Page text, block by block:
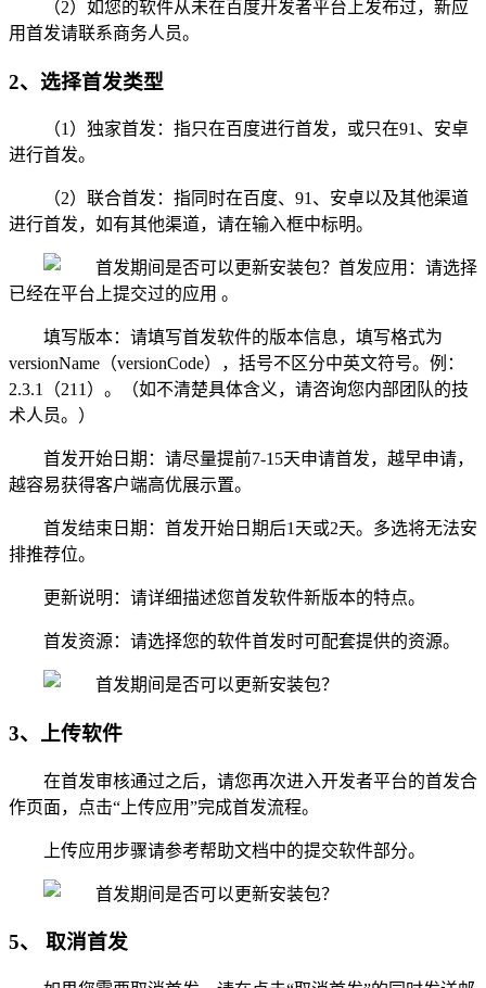
（2）如您的软件从未在百度开发者平台上发布过，新应
用首发请联系商务人员。
2、选择首发类型
（1）独家首发：指只在百度进行首发，或只在91、安卓
进行首发。
（2）联合首发：指同时在百度、91、安卓以及其他渠道
进行首发，如有其他渠道，请在输入框中标明。
首发应用：请选择
已经在平台上提交过的应用 。
填写版本：请填写首发软件的版本信息，填写格式为
versionName（versionCode），括号不区分中英文符号。例：
2.3.1（211）。（如不清楚具体含义，请咨询您内部团队的技
术人员。）
首发开始日期：请尽量提前7-15天申请首发，越早申请，
越容易获得客户端高优展示置。
首发结束日期：首发开始日期后1天或2天。多选将无法安
排推荐位。
更新说明：请详细描述您首发软件新版本的特点。
首发资源：请选择您的软件首发时可配套提供的资源。
3、上传软件
在首发审核通过之后，请您再次进入开发者平台的首发合
作页面，点击“上传应用”完成首发流程。
上传应用步骤请参考帮助文档中的提交软件部分。
5、 取消首发